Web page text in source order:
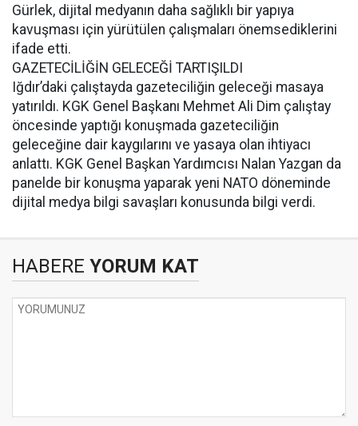
Gürlek, dijital medyanın daha sağlıklı bir yapıya
kavuşması için yürütülen çalışmaları önemsediklerini
ifade etti.
GAZETECİLİĞİN GELECEĞİ TARTIŞILDI
Iğdır’daki çalıştayda gazeteciliğin geleceği masaya
yatırıldı. KGK Genel Başkanı Mehmet Ali Dim çalıştay
öncesinde yaptığı konuşmada gazeteciliğin
geleceğine dair kaygılarını ve yasaya olan ihtiyacı
anlattı. KGK Genel Başkan Yardımcısı Nalan Yazgan da
panelde bir konuşma yaparak yeni NATO döneminde
dijital medya bilgi savaşları konusunda bilgi verdi.
HABERE YORUM KAT